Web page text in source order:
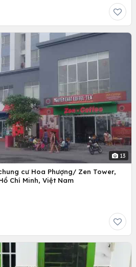
13
cư Hoa Phượng/ Zen Tower,
Chí Minh, Việt Nam